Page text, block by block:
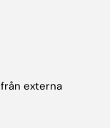
externa